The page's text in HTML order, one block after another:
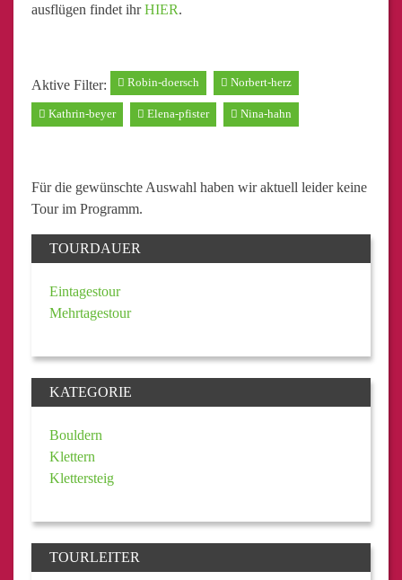
ausflügen findet ihrHIER.
Aktive Filter: Robin-doersch Norbert-herz
Kathrin-beyer Elena-pfister Nina-hahn
Für die gewünschte Auswahl haben wir aktuell leider keine
Tour im Programm.
TOURDAUER
Eintagestour
Mehrtagestour
KATEGORIE
Bouldern
Klettern
Klettersteig
TOURLEITER